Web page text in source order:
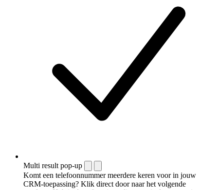
Multi result pop-up
Komt een telefoonnummer meerdere keren voor in jouw
CRM-toepassing? Klik direct door naar het volgende